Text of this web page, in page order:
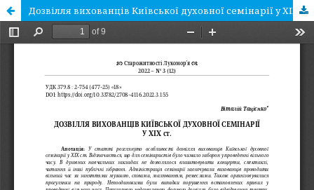
Дозвілля вихованців Київської духовної семінарії у ХІХ ст.